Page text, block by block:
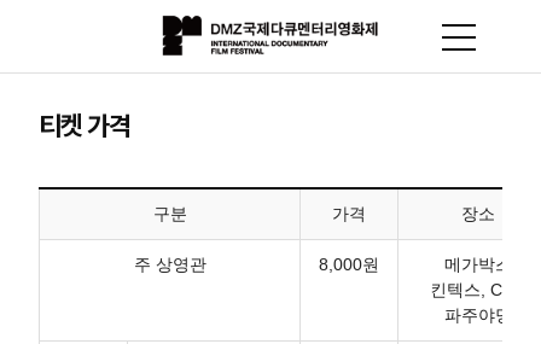
티켓 가격
구분 가격 장소
주 상영관 8,000원
메가박스
킨텍스, CGV
파주야당